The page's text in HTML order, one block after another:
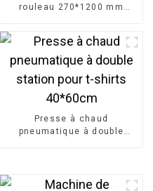
rouleau 270*1200 mm
textile
Presse à chaud
pneumatique à double